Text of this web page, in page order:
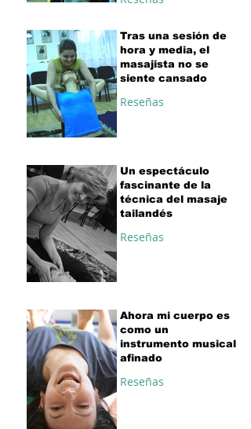
Tras una sesión de
hora y media, el
masajista no se
siente cansado
Reseñas
Un espectáculo
fascinante de la
técnica del masaje
tailandés
Reseñas
Ahora mi cuerpo es
como un
instrumento musical
afinado
Reseñas